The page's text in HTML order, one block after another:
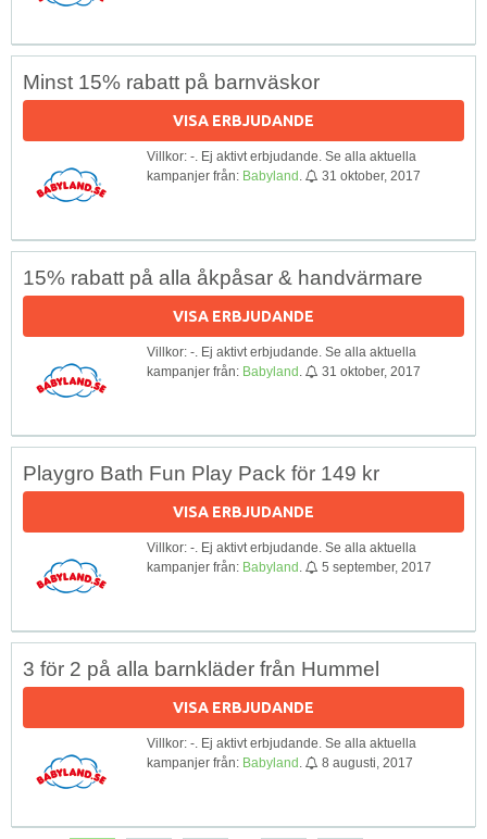
Minst 15% rabatt på barnväskor
VISA ERBJUDANDE
Villkor: -. Ej aktivt erbjudande. Se alla aktuella
kampanjer från: Babyland 31 oktober, 2017
15% rabatt på alla åkpåsar & handvärmare
VISA ERBJUDANDE
Villkor: -. Ej aktivt erbjudande. Se alla aktuella
kampanjer från: Babyland 31 oktober, 2017
Playgro Bath Fun Play Pack för 149 kr
VISA ERBJUDANDE
Villkor: -. Ej aktivt erbjudande. Se alla aktuella
kampanjer från: Babyland 5 september, 2017
3 för 2 på alla barnkläder från Hummel
VISA ERBJUDANDE
Villkor: -. Ej aktivt erbjudande. Se alla aktuella
kampanjer från: Babyland 8 augusti, 2017